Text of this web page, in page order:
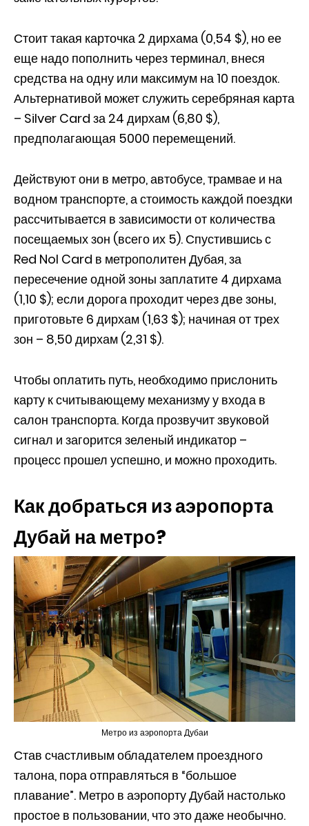
Стоит такая карточка 2 дирхама (0,54 $), но ее
еще надо пополнить через терминал, внеся
средства на одну или максимум на 10 поездок.
Альтернативой может служить серебряная карта
– Silver Card за 24 дирхам (6,80 $),
предполагающая 5000 перемещений.
Действуют они в метро, автобусе, трамвае и на
водном транспорте, а стоимость каждой поездки
рассчитывается в зависимости от количества
посещаемых зон (всего их 5). Спустившись с
Red Nol Card в метрополитен Дубая, за
пересечение одной зоны заплатите 4 дирхама
(1,10 $); если дорога проходит через две зоны,
приготовьте 6 дирхам (1,63 $); начиная от трех
зон – 8,50 дирхам (2,31 $).
Чтобы оплатить путь, необходимо прислонить
карту к считывающему механизму у входа в
салон транспорта. Когда прозвучит звуковой
сигнал и загорится зеленый индикатор –
процесс прошел успешно, и можно проходить.
Как добраться из аэропорта
Дубай на метро?
Метро из аэропорта Дубаи
Став счастливым обладателем проездного
талона, пора отправляться в “большое
плавание”. Метро в аэропорту Дубай настолько
простое в пользовании, что это даже необычно.